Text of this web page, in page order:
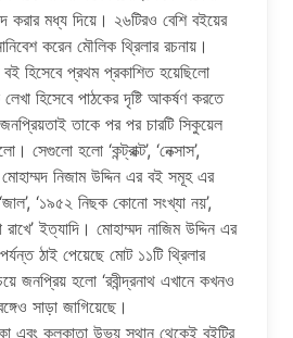
করার মধ্য দিয়ে। ২৬টিরও বেশি বইয়ের
করেন মৌলিক থ্রিলার রচনায়।
বই হিসেবে প্রথম প্রকাশিত হয়েছিলো
হিসেবে পাঠকের দৃষ্টি আকর্ষণ করতে
তাকে পর পর চারটি সিকুয়েল
সেগুলো হলো ‘কন্ট্রাক্ট’, ‘নেক্সাস’,
নিজাম উদ্দিন এর বই সমূহ এর
‘১৯৫২ নিছক কোনো সংখ্যা নয়’,
ইত্যাদি। মোহাম্মদ নাজিম উদ্দিন এর
ঠাই পেয়েছে মোট ১১টি থ্রিলার
জনপ্রিয় হলো ‘রবীন্দ্রনাথ এখানে কখনও
সাড়া জাগিয়েছে।
এবং কলকাতা উভয় স্থান থেকেই বইটির